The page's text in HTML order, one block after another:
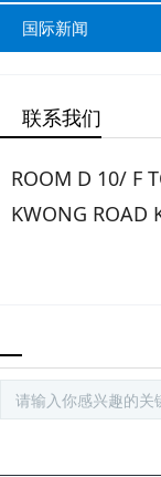
国际新闻
联系我们
ROOM D 10/ F
KWONG ROAD